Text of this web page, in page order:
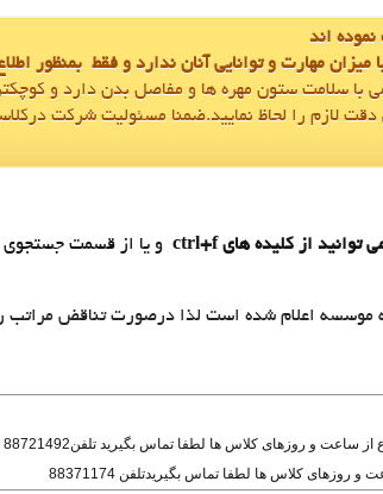
میزان مهارت و توانایی آنان ندارد و فقط بمنظور
با سلامت ستون مهره ها و مفاصل بدن دارد و
لازم را لحاظ نماييد.ضمنا مسئوليت شرکت
توانيد از کليده هايctrl+f و يا از قسمت
شده است لذا درصورت تناقض مراتب را به شماره 09124351633